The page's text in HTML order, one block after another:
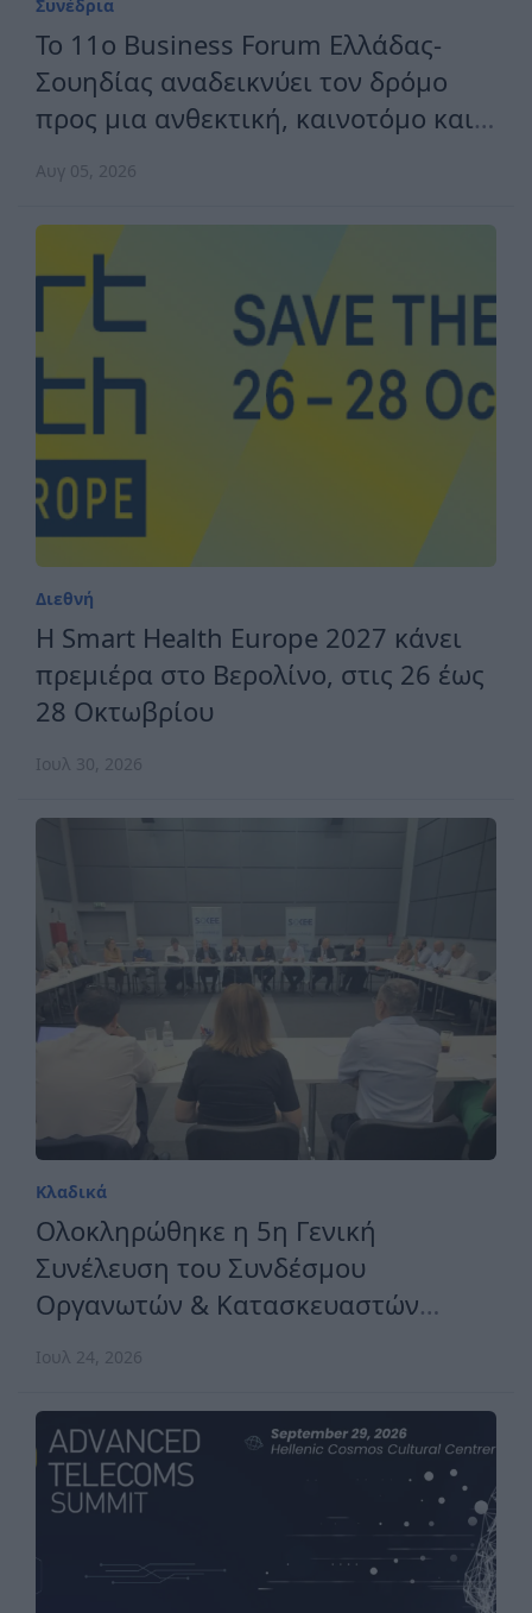
Συνέδρια
Το 11ο Business Forum Ελλάδας-
Σουηδίας αναδεικνύει τον δρόμο
προς μια ανθεκτική, καινοτόμο και
Αυγ 05, 2026
Διεθνή
H Smart Health Europe 2027 κάνει
πρεμιέρα στο Βερολίνο, στις 26 έως
28 Οκτωβρίου
Ιουλ 30, 2026
Κλαδικά
Ολοκληρώθηκε η 5η Γενική
Συνέλευση του Συνδέσμου
Οργανωτών & Κατασκευαστών
Εκθέσεων Ελλάδος
Ιουλ 24, 2026